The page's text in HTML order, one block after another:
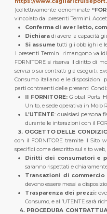
(collettivamente denominate
vincolato dai presenti Termini.
Conferma di aver letto,
Dichiara di avere la capacità
Si assume tutti gli obblighi e
I presenti Termini rimangono
FORNITORE si riserva il diritto di
servizi o sui contratti già eseguiti.
Consumo italiano e le disposizioni
parti contraenti delle presenti
Il FORNITORE:Global Ports
Unito, e sede operativa in Molo
L’UTENTE: qualsiasi persona
durante le interazioni con il
3. OGGETTO DELLE
con il FORNITORE tramite il Sito
specifici come descritto sul sito
Diritti dei consumatori e
saranno rispettati e
Transazioni di
devono essere messi a
Trasparenza dei prezzi:
Consumo, e all’UTENTE sarà
4. PROCEDURA